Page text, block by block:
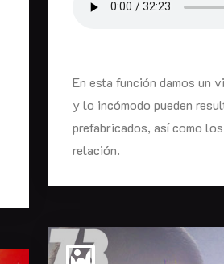
En esta función damos un
y lo incómodo pueden
prefabricados, así como
relación.